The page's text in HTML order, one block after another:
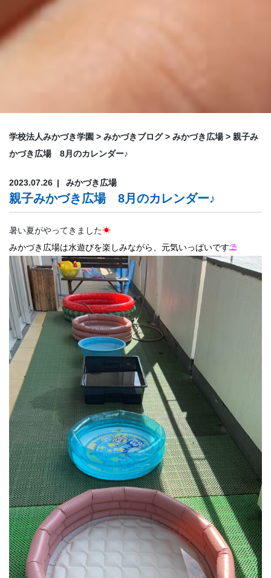
学校法人みかづき学園 > みかづきブログ> みかづき広場> 親子み
かづき広場 8月のカレンダー♪
2023.07.26 みかづき広場
親子みかづき広場 8月のカレンダー♪
暑い夏がやってきました☀
みかづき広場は水遊びを楽しみながら、元気いっぱいです⛱